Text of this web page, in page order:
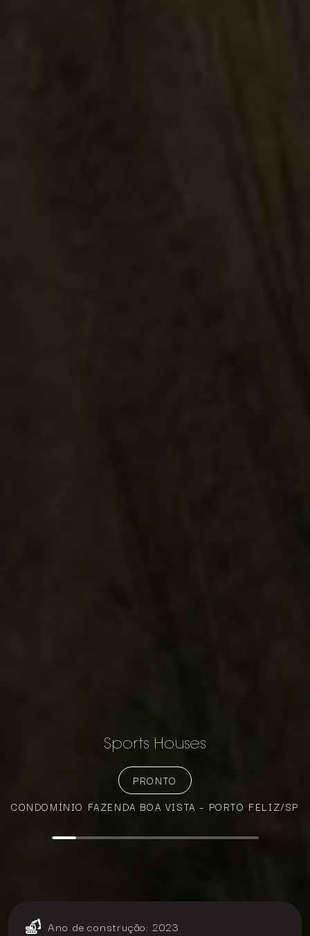
Sports Houses
PRONTO
CONDOMÍNIO FAZENDA BOA VISTA – PORTO FELIZ/SP
Ano de construção: 2023